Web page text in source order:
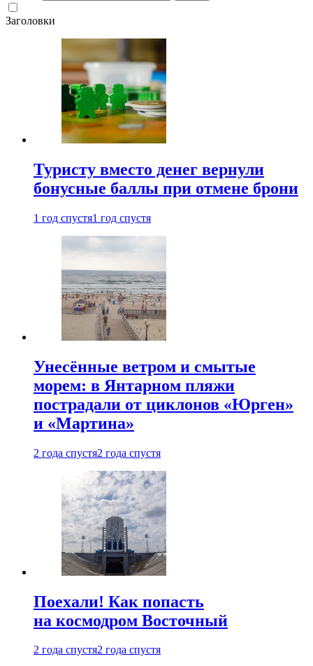
Заголовки
Туристу вместо денег вернули
бонусные баллы при отмене брони
1 год спустя1 год спустя
Унесённые ветром и смытые
морем: в Янтарном пляжи
пострадали от циклонов «Юрген»
и «Мартина»
2 года спустя2 года спустя
Поехали! Как попасть
на космодром Восточный
2 года спустя2 года спустя